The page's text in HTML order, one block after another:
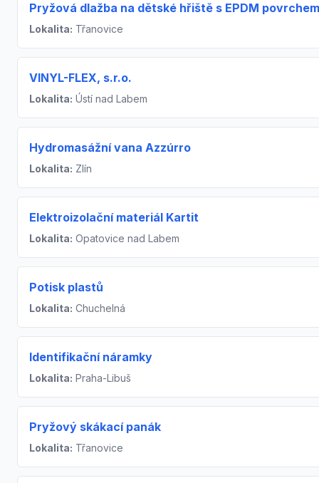
Pryžová dlažba na dětské hřiště s EPDM povrchem
Lokalita: Třanovice
VINYL-FLEX, s.r.o.
Lokalita: Ústí nad Labem
Hydromasážní vana Azzúrro
Lokalita: Zlín
Elektroizolační materiál Kartit
Lokalita: Opatovice nad Labem
Potisk plastů
Lokalita: Chuchelná
Identifikační náramky
Lokalita: Praha-Libuš
Pryžový skákací panák
Lokalita: Třanovice